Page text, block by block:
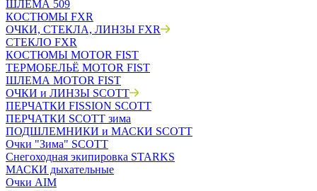
ШЛЕМА 509
КОСТЮМЫ FXR
ОЧКИ, СТЕКЛА, ЛИНЗЫ FXR
СТЕКЛО FXR
КОСТЮМЫ MOTOR FIST
ТЕРМОБЕЛЬЁ MOTOR FIST
ШЛЕМА MOTOR FIST
ОЧКИ и ЛИНЗЫ SCOTT
ПЕРЧАТКИ FISSION SCOTT
ПЕРЧАТКИ SCOTT зима
ПОДШЛЕМНИКИ и МАСКИ SCOTT
Очки "Зима" SCOTT
Снегоходная экипировка STARKS
МАСКИ дыхательные
Очки AIM